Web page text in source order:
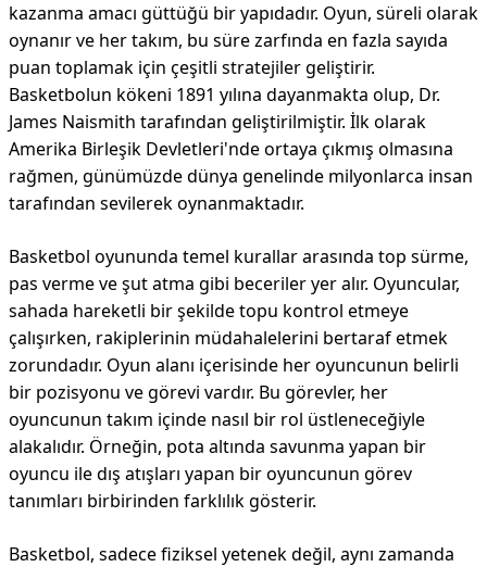
kazanma amacı güttüğü bir yapıdadır. Oyun, süreli olarak
oynanır ve her takım, bu süre zarfında en fazla sayıda
puan toplamak için çeşitli stratejiler geliştirir.
Basketbolun kökeni 1891 yılına dayanmakta olup, Dr.
James Naismith tarafından geliştirilmiştir. İlk olarak
Amerika Birleşik Devletleri'nde ortaya çıkmış olmasına
rağmen, günümüzde dünya genelinde milyonlarca insan
tarafından sevilerek oynanmaktadır.
Basketbol oyununda temel kurallar arasında top sürme,
pas verme ve şut atma gibi beceriler yer alır. Oyuncular,
sahada hareketli bir şekilde topu kontrol etmeye
çalışırken, rakiplerinin müdahalelerini bertaraf etmek
zorundadır. Oyun alanı içerisinde her oyuncunun belirli
bir pozisyonu ve görevi vardır. Bu görevler, her
oyuncunun takım içinde nasıl bir rol üstleneceğiyle
alakalıdır. Örneğin, pota altında savunma yapan bir
oyuncu ile dış atışları yapan bir oyuncunun görev
tanımları birbirinden farklılık gösterir.
Basketbol, sadece fiziksel yetenek değil, aynı zamanda